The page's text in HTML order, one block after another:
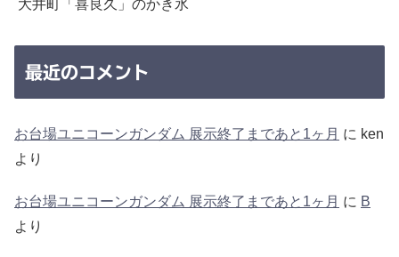
大井町「喜良久」のかき氷
最近のコメント
お台場ユニコーンガンダム 展示終了まであと1ヶ月 に ken
より
お台場ユニコーンガンダム 展示終了まであと1ヶ月 に B
より